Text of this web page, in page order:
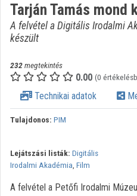
Közreműködők
Megjelenés:
Tarján Tamás mond
A felvétel a Digitális Irodalmi
készült
232megtekintés
0.00 (0
Technikai adatok
Tulajdonos: PIM
Lejátszási listák: Digitális
Irodalmi Akadémia, Film
A felvétel a Petőfi Irodalmi